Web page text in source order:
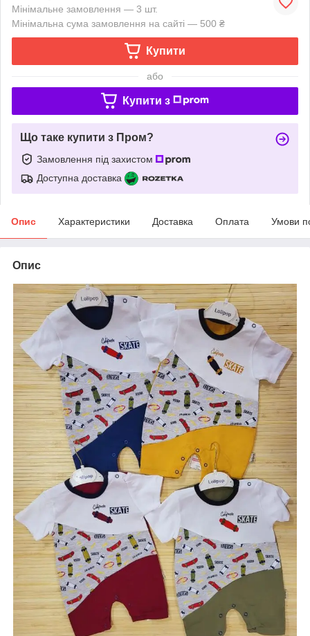
Мінімальне замовлення — 3 шт.
Мінімальна сума замовлення на сайті — 500 ₴
Купити
або
Купити з
Що таке купити з Пром?
Замовлення під захистом
Доступна доставка
Опис Характеристики Доставка Оплата Умови
Опис